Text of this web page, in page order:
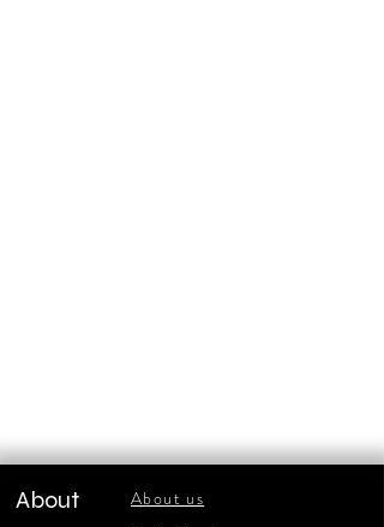
About
About us